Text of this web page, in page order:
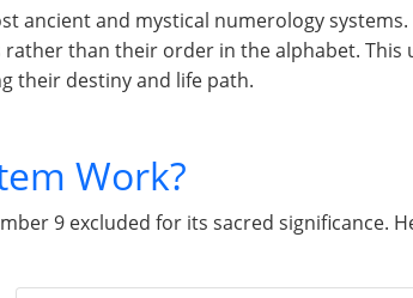
ancient and mystical numerology
than their order in the alphabet. This
their destiny and life path.
Work?
9 excluded for its sacred significance.